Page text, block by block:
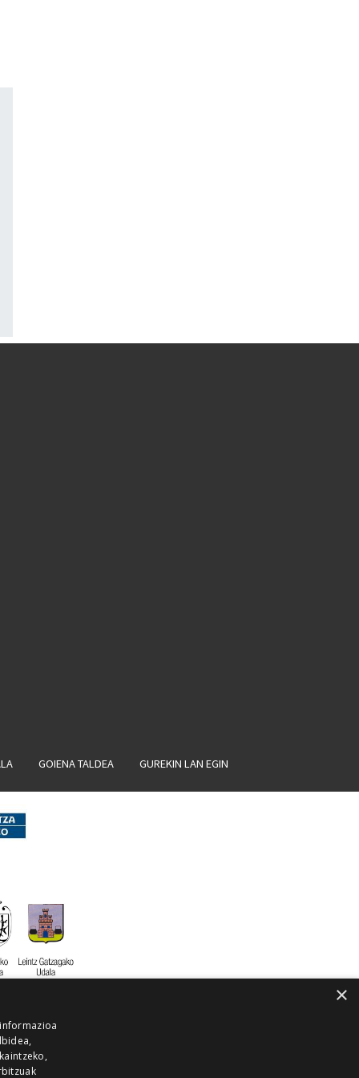
GOIENA TALDEA GUREKIN LAN EGIN
×